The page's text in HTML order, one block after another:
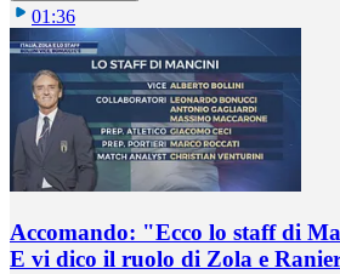
01:36
Accomando: "Ecco lo staff di
E vi dico il ruolo di Zola e